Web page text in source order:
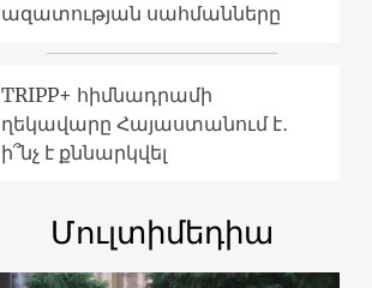
ազատության սահմանները
TRIPP+ հիմնադրամի
ղեկավարը Հայաստանում է․
ի՞նչ է քննարկվել
Մուլտիմեդիա